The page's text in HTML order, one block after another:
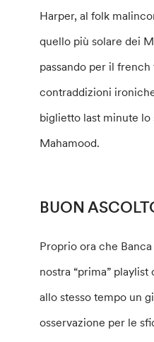
Harper, al folk
quello più solare dei
passando per il
contraddizioni
biglietto last minute
Mahamood.
BUON
Proprio ora che
nostra “prima”
allo stesso tempo un
osservazione per le